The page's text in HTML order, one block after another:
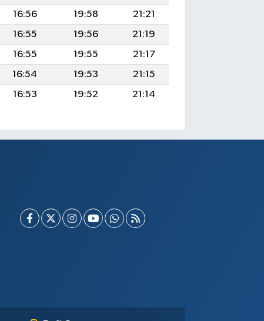
16:56 19:58
21:21
16:55 19:56
21:19
16:55 19:55
21:17
16:54 19:53
21:15
16:53 19:52 21:14